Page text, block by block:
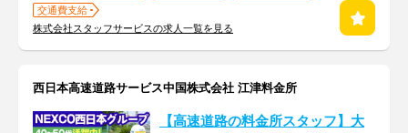
交通費支給
株式会社スタッフサービスの求人一覧を見る
西日本高速道路サービス中国株式会社 江津料金所
【高速道路の料金所スタッフ】大